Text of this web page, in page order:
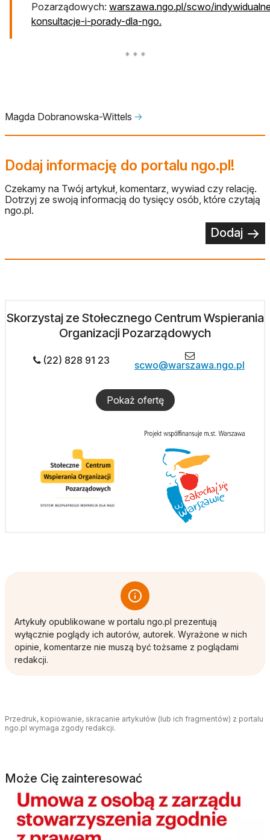
Pozarządowych: warszawa.ngo.pl/scwo/
konsultacje-i-porady-dla-ngo.
Magda Dobranowska-Wittels 🡢
Dodaj informację do portalu ngo.pl!
Czekamy na Twój artykuł, komentarz, wywiad czy relację.
Dotrzyj ze swoją informacją do tysięcy osób, które czytają
ngo.pl.
Dodaj
Skorzystaj ze Stołecznego Centrum Wspierania
Organizacji Pozarządowych
(22) 828 91 23 scwo@warszawa.ngo.pl
Pokaż ofertę
Artykuły opublikowane w portalu ngo.pl prezentują
wyłącznie poglądy ich autorów, autorek. Wyrażone w nich
opinie, komentarze nie muszą być tożsame z poglądami
redakcji.
Przedruk, kopiowanie, skracanie artykułów (lub ich fragmentów) z portalu
ngo.pl wymaga zgody redakcji.
Może Cię zainteresować